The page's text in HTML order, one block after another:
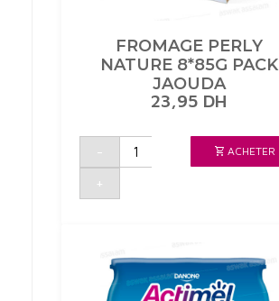
FROMAGE PERLY
NATURE 8*85G PACK
JAOUDA
23,95 DH
-
quantité
FROMAGE
8*85G
+
ACHETER